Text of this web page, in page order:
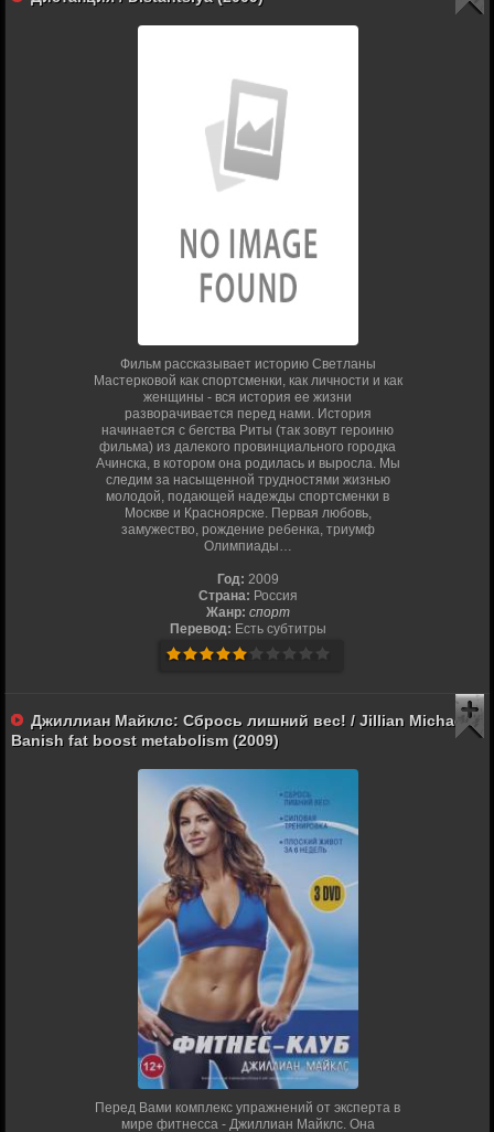
Фильм рассказывает историю Светланы
Мастерковой как спортсменки, как личности и как
женщины - вся история ее жизни
разворачивается перед нами. История
начинается с бегства Риты (так зовут героиню
фильма) из далекого провинциального городка
Ачинска, в котором она родилась и выросла. Мы
следим за насыщенной трудностями жизнью
молодой, подающей надежды спортсменки в
Москве и Красноярске. Первая любовь,
замужество, рождение ребенка, триумф
Олимпиады…
Год: 2009
Страна: Россия
Жанр: спорт
Перевод: Есть субтитры
Джиллиан Майклс: Сбрось лишний вес! / Jillian Michaels:
Banish fat boost metabolism (2009)
Перед Вами комплекс упражнений от эксперта в
мире фитнесса - Джиллиан Майклс. Она